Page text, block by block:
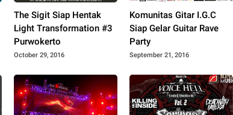
The Sigit Siap Hentak
Light Transformation #3
Purwokerto
October 29, 2016
Komunitas Gitar I.G.C
Siap Gelar Guitar Rave
Party
September 21, 2016